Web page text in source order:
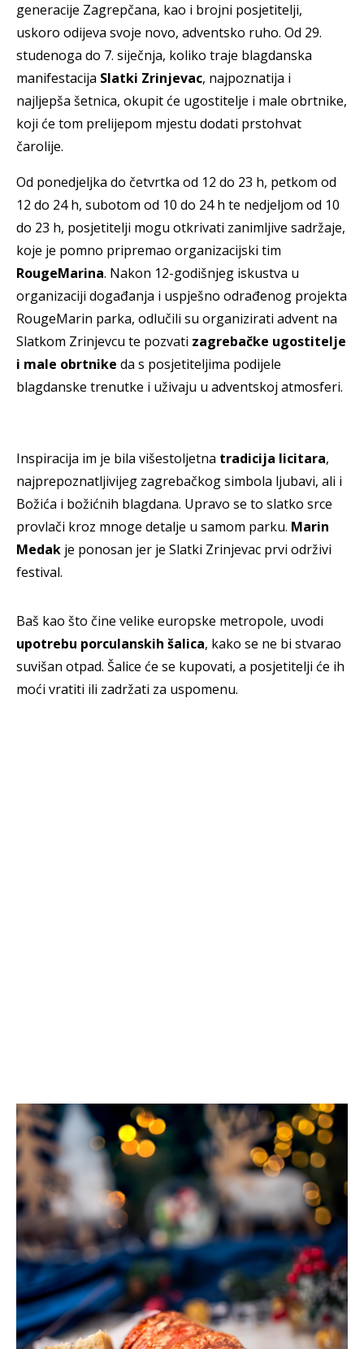
generacije Zagrepčana, kao i brojni posjetitelji,
uskoro odijeva svoje novo, adventsko ruho. Od 29.
studenoga do 7. siječnja, koliko traje blagdanska
manifestacija Slatki Zrinjevac, najpoznatija i
najljepša šetnica, okupit će ugostitelje i male obrtnike,
koji će tom prelijepom mjestu dodati prstohvat
čarolije.
Od ponedjeljka do četvrtka od 12 do 23 h, petkom od
12 do 24 h, subotom od 10 do 24 h te nedjeljom od 10
do 23 h, posjetitelji mogu otkrivati zanimljive sadržaje,
koje je pomno pripremao organizacijski tim
RougeMarina. Nakon 12-godišnjeg iskustva u
organizaciji događanja i uspješno odrađenog projekta
RougeMarin parka, odlučili su organizirati advent na
Slatkom Zrinjevcu te pozvati zagrebačke ugostitelje
i male obrtnike da s posjetiteljima podijele
blagdanske trenutke i uživaju u adventskoj atmosferi.
Inspiracija im je bila višestoljetna tradicija licitara,
najprepoznatljivijeg zagrebačkog simbola ljubavi, ali i
Božića i božićnih blagdana. Upravo se to slatko srce
provlači kroz mnoge detalje u samom parku. Marin
Medak je ponosan jer je Slatki Zrinjevac prvi održivi
festival.
Baš kao što čine velike europske metropole, uvodi
upotrebu porculanskih šalica, kako se ne bi stvarao
suvišan otpad. Šalice će se kupovati, a posjetitelji će ih
moći vratiti ili zadržati za uspomenu.